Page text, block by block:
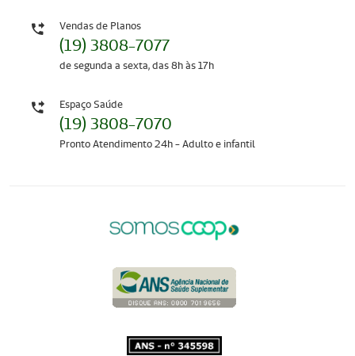
Vendas de Planos
(19) 3808-7077
de segunda a sexta, das 8h às 17h
Espaço Saúde
(19) 3808-7070
Pronto Atendimento 24h - Adulto e infantil